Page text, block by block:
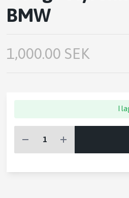
BMW
1,000.00 SEK
I